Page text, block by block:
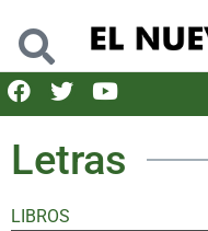
Letras
LIBROS